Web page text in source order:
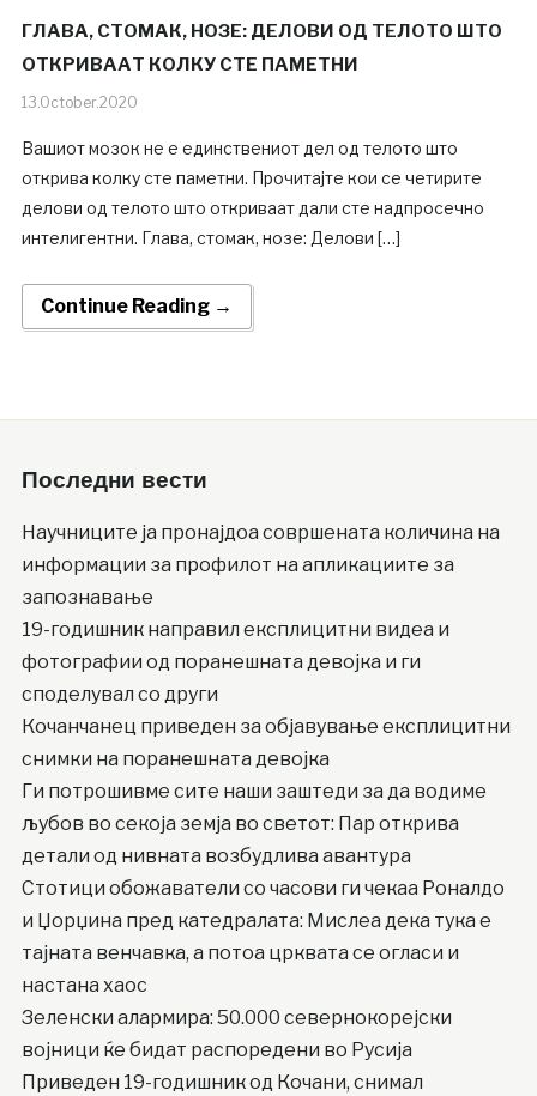
ГЛАВА, СТОМАК, НОЗЕ: ДЕЛОВИ ОД ТЕЛОТО ШТО
ОТКРИВААТ КОЛКУ СТЕ ПАМЕТНИ
13.October.2020
Вашиот мозок не е единствениот дел од телото што
открива колку сте паметни. Прочитајте кои се четирите
делови од телото што откриваат дали сте надпросечно
интелигентни. Глава, стомак, нозе: Делови […]
Continue Reading →
Последни вести
Научниците ја пронајдоа совршената количина на
информации за профилот на апликациите за
запознавање
19-годишник направил експлицитни видеа и
фотографии од поранешната девојка и ги
споделувал со други
Кочанчанец приведен за објавување експлицитни
снимки на поранешната девојка
Ги потрошивме сите наши заштеди за да водиме
љубов во секоја земја во светот: Пар открива
детали од нивната возбудлива авантура
Стотици обожаватели со часови ги чекаа Роналдо
и Џорџина пред катедралата: Мислеа дека тука е
тајната венчавка, а потоа црквата се огласи и
настана хаос
Зеленски алармира: 50.000 севернокорејски
војници ќе бидат распоредени во Русија
Приведен 19-годишник од Кочани, снимал